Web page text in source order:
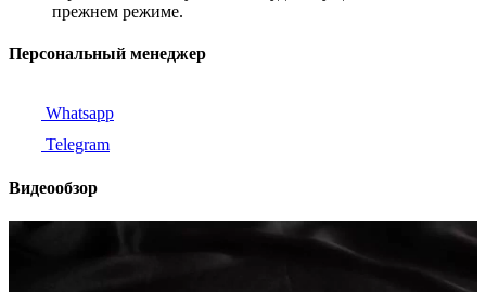
прежнем режиме.
Персональный менеджер
Whatsapp
Telegram
Видеообзор